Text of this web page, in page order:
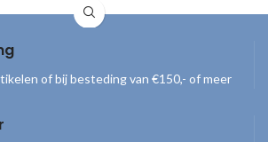
handpomp
containers Leegt zonder residu
Bacterieel goed afgesloten Handige
of bij besteding van €150,- of meer